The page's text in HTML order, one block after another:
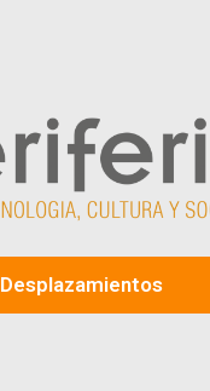
Desplazamientos